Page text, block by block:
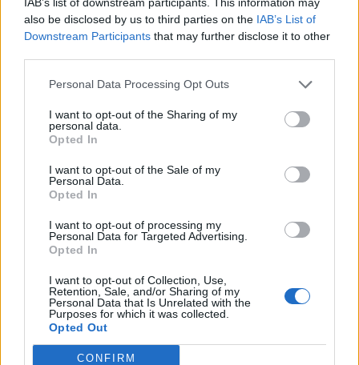
also be disclosed by us to third parties on the IAB’s List of
Downstream Participants that may further disclose it to other
Personal Data Processing Opt Outs
I want to opt-out of the Sharing of my
personal data.
Opted In
I want to opt-out of the Sale of my
Personal Data.
Opted In
I want to opt-out of processing my
Personal Data for Targeted Advertising.
Opted In
I want to opt-out of Collection, Use,
Retention, Sale, and/or Sharing of my
Personal Data that Is Unrelated with the
Purposes for which it was collected.
Opted Out
CONFIRM
𝖯𝖲𝖯 𝖽𝖾 𝖥𝖺𝗋𝗈 𝗋𝖾𝖿𝗈𝗋ç𝖺 c𝗈𝗈𝗉𝖾𝗋𝖺çã𝗈 𝖾𝗇𝗍𝗋𝖾 𝖺𝗎𝗍𝗈𝗋𝗂𝖽𝖺𝖽𝖾𝗌
𝗉𝗈𝗋𝗍𝗎𝗀𝗎𝖾𝗌𝖺𝗌 𝖾 𝖾𝗌𝗉𝖺𝗇𝗁𝗈𝗅𝖺𝗌
7/08/2026